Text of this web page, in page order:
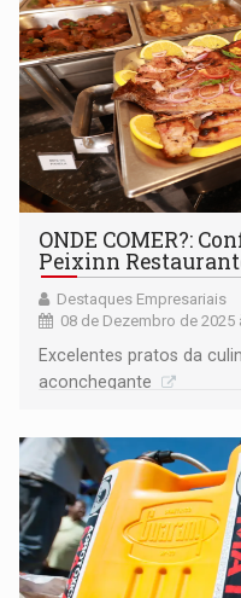
ONDE COMER?:
Peixinn
Destaques Empresariais
08 de Dezembro de 2025
Excelentes pratos da
aconchegante